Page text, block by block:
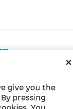
give you the
pressing
reform of local self-